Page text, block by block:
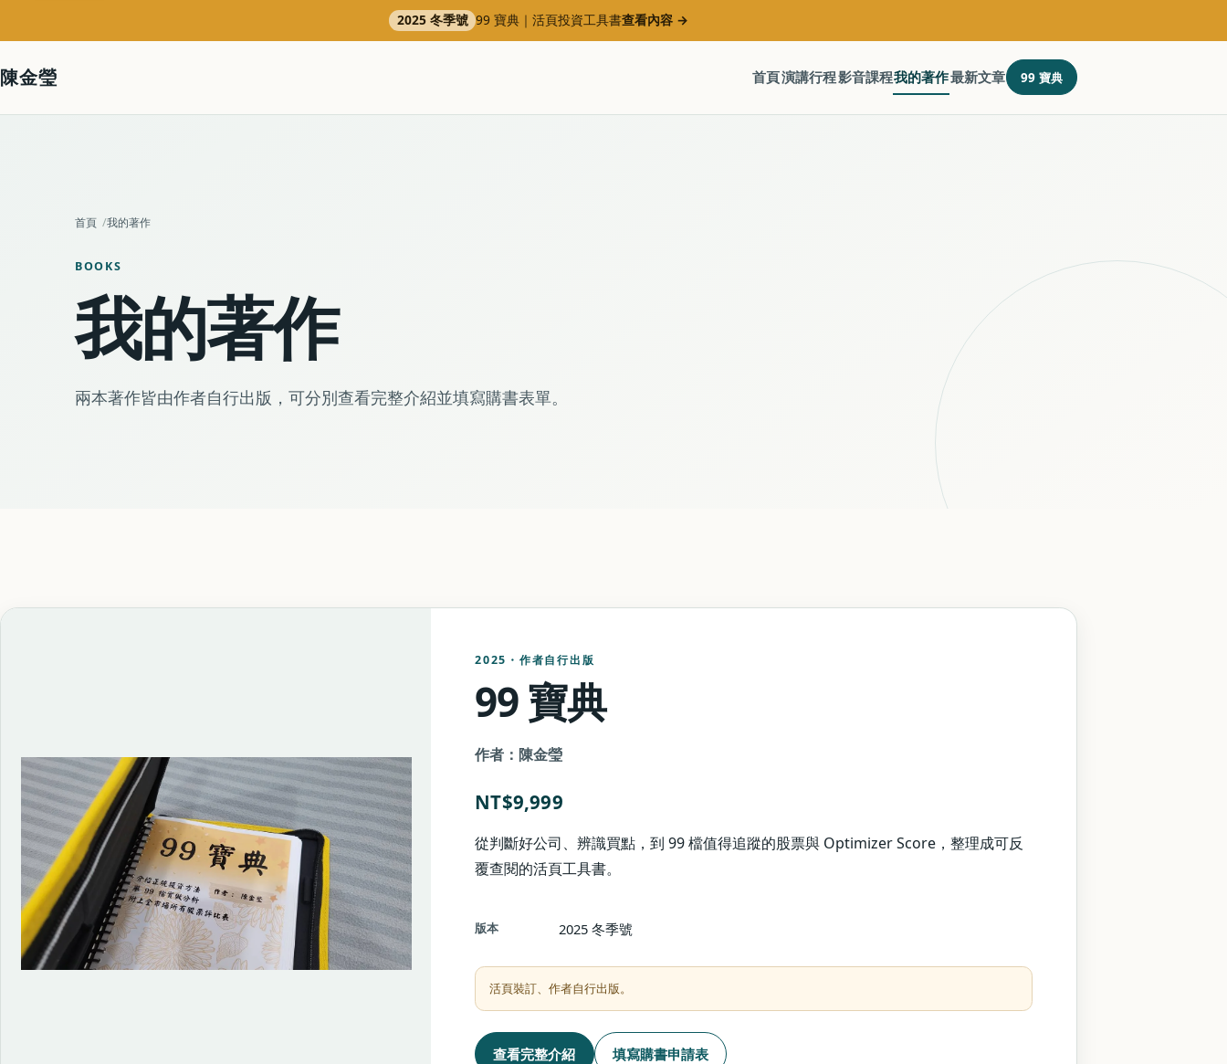
2025 冬季號 99 寶典｜活頁投資工具書查看內容→
陳金瑩 首頁演講行程影音課程我的著作最新文章 99 寶典
首頁 我的著作
BOOKS
我的著作
兩本著作皆由作者自行出版，可分別查看完整介紹並填寫購書表單。
2025・作者自行出版
99 寶典
作者：陳金瑩
NT$9,999
從判斷好公司、辨識買點，到 99 檔值得追蹤的股票與 Optimizer Score，整理成可反
覆查閱的活頁工具書。
版本 2025 冬季號
活頁裝訂、作者自行出版。
查看完整介紹 填寫購書申請表